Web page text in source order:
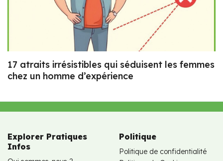
17 atraits irrésistibles qui séduisent les femmes
chez un homme d’expérience
Explorer Pratiques
Infos
Politique
Politique de confidentialité